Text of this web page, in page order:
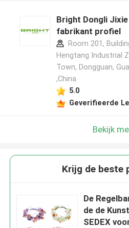
Bright Dongli
fabrikant profiel
Room 201,
Hengtang Industrial
Town, Dongguan,
,China
5.0
Geverifieerde
Bekijk
Krijg de beste
De
de de
SEDEX